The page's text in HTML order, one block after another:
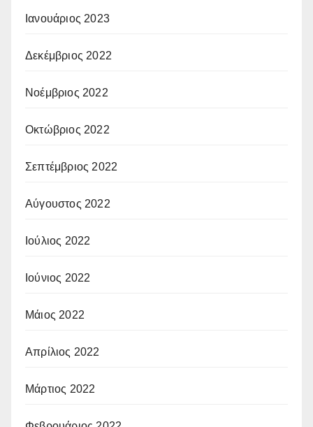
Ιανουάριος 2023
Δεκέμβριος 2022
Νοέμβριος 2022
Οκτώβριος 2022
Σεπτέμβριος 2022
Αύγουστος 2022
Ιούλιος 2022
Ιούνιος 2022
Μάιος 2022
Απρίλιος 2022
Μάρτιος 2022